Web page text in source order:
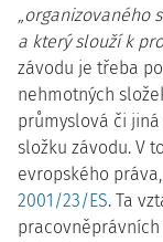
„organizovaného
a který slouží k
závodu je třeba
nehmotných
průmyslová či
složku závodu. V
evropského
2001/23/ES. Ta